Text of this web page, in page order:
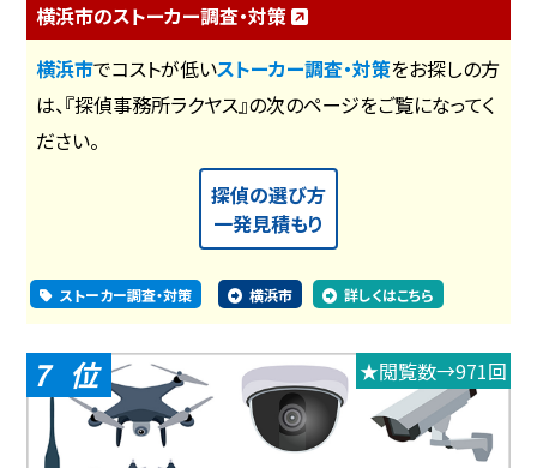
横浜市のストーカー調査・対策
横浜市でコストが低いストーカー調査・対策をお探しの方
は、『探偵事務所ラクヤス』の次のページをご覧になってく
ださい。
探偵の選び方
一発見積もり
ストーカー調査・対策 横浜市 詳しくはこちら
7 ★閲覧数→971回